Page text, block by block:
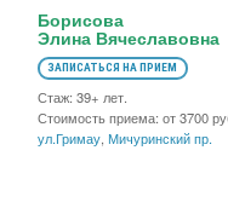
Борисова
Элина Вячеславовна
ЗАПИСАТЬСЯ НА ПРИЕМ
Стаж: 39+ лет.
Стоимость приема: от 3700
ул.Гримау, Мичуринский пр.